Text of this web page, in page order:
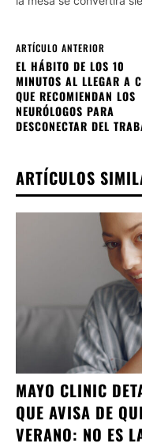
ARTÍCULO ANTERIOR
EL HÁBITO DE LOS 10
MINUTOS AL LLEGAR A
QUE RECOMIENDAN LOS
NEURÓLOGOS PARA
DESCONECTAR DEL
ARTÍCULOS
MAYO CLINIC
QUE AVISA DE
VERANO: NO ES